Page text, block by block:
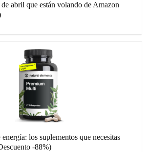
abril que están volando de Amazon
los suplementos que necesitas
-88%)